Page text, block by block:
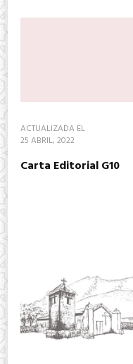
ACTUALIZADA EL
25 ABRIL, 2022
Carta Editorial G10